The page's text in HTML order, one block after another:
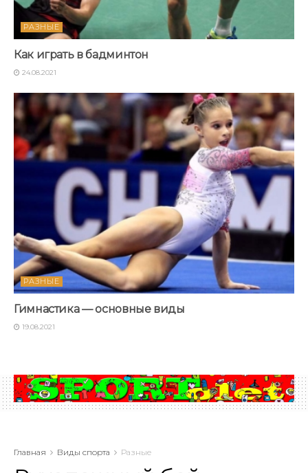
РАЗНЫЕ
Как играть в бадминтон
24.08.2021
РАЗНЫЕ
Гимнастика — основные виды
19.08.2021
Главная Виды спорта Разные